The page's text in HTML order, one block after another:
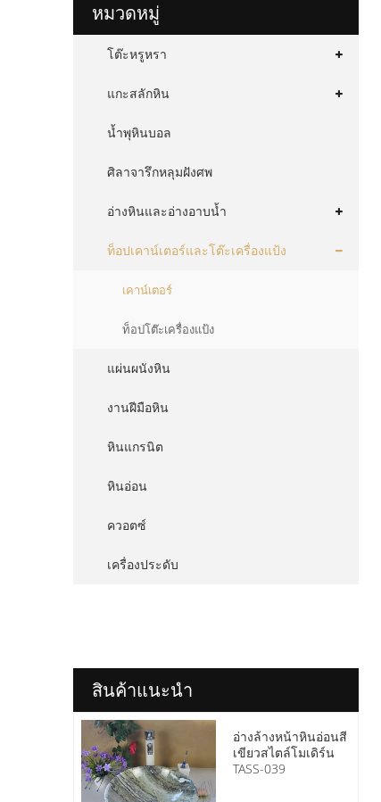
หมวดหมู่
โต๊ะหรูหรา
แกะสลักหิน
น้ำพุหินบอล
ศิลาจารึกหลุมฝังศพ
อ่างหินและอ่างอาบน้ำ
ท็อปเคาน์เตอร์และโต๊ะเครื่องแป้ง
เคาน์เตอร์
ท็อปโต๊ะเครื่องแป้ง
แผ่นผนังหิน
งานฝีมือหิน
หินแกรนิต
หินอ่อน
ควอตซ์
เครื่องประดับ
สินค้าแนะนำ
อ่างล้างหน้าหินอ่อนสี
เขียวสไตล์โมเดิร์น
TASS-039